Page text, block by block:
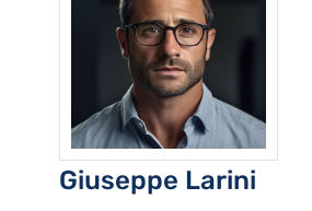
Giuseppe Larini